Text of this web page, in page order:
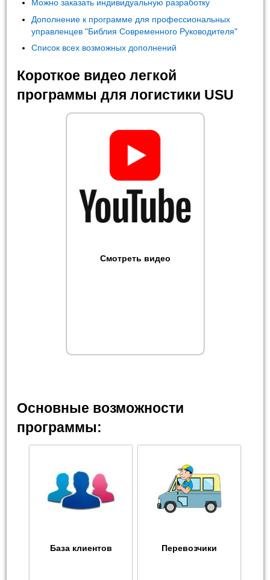
Можно заказать индивидуальную разработку
Дополнение к программе для профессиональных
управленцев "Библия Современного Руководителя"
Список всех возможных дополнений
Короткое видео легкой
программы для логистики USU
Смотреть видео
Основные возможности
программы:
База клиентов Перевозчики